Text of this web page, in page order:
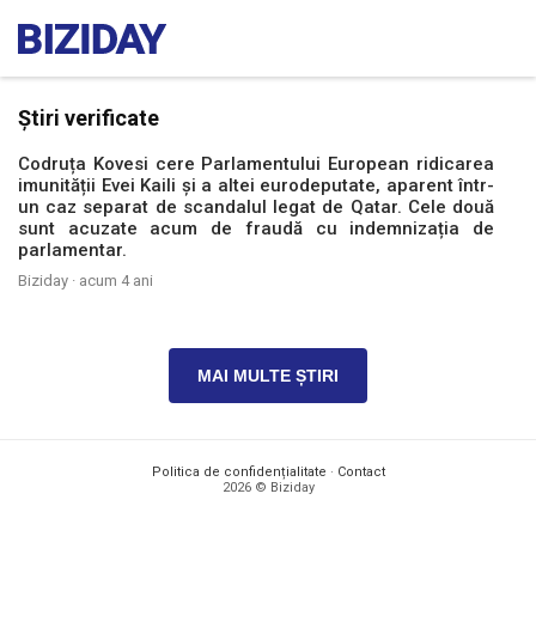
Știri verificate
Codruța Kovesi cere Parlamentului European ridicarea
imunității Evei Kaili și a altei eurodeputate, aparent într-
un caz separat de scandalul legat de Qatar. Cele două
sunt acuzate acum de fraudă cu indemnizația de
parlamentar.
Biziday · acum 4 ani
MAI MULTE ȘTIRI
Politica de confidențialitate · Contact
2026 © Biziday